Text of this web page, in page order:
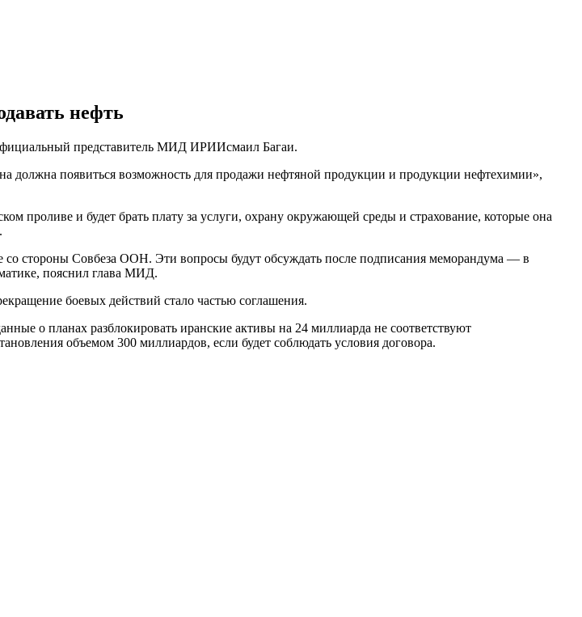
нефть
представитель МИД ИРИИсмаил Багаи.
должна появиться возможность для продажи нефтяной продукции и продукции нефтехимии»,
проливе и будет брать плату за услуги, охрану окружающей среды и страхование, которые она
стороны Совбеза ООН. Эти вопросы будут обсуждать после подписания меморандума — в
пояснил глава МИД.
боевых действий стало частью соглашения.
о планах разблокировать иранские активы на 24 миллиарда не соответствуют
объемом 300 миллиардов, если будет соблюдать условия договора.